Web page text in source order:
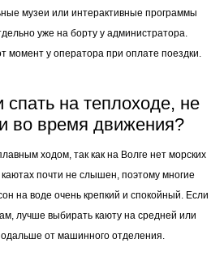
музеи или интерактивные программы
уже на борту у администратора.
момент у оператора при оплате поездки.
на теплоходе, не
во время движения?
ходом, так как на Волге нет морских
почти не слышен, поэтому многие
на воде очень крепкий и спокойный. Если
лучше выбирать каюту на средней или
от машинного отделения.